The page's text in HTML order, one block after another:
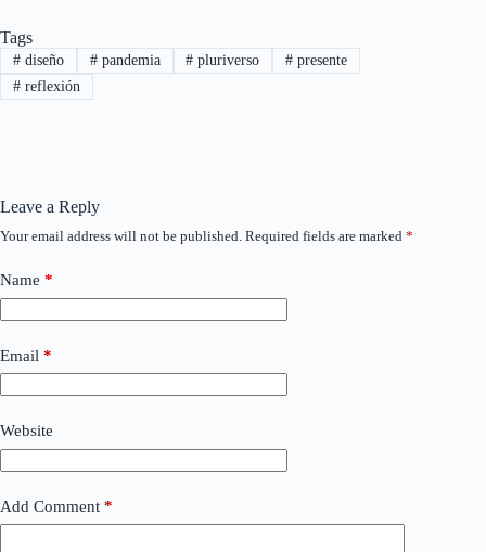
Tags
#diseño #pandemia # pluriverso # presente
#reflexión
Leave a Reply
Your email address will not be published. Required fields are marked *
Name *
Email *
Website
Add Comment *